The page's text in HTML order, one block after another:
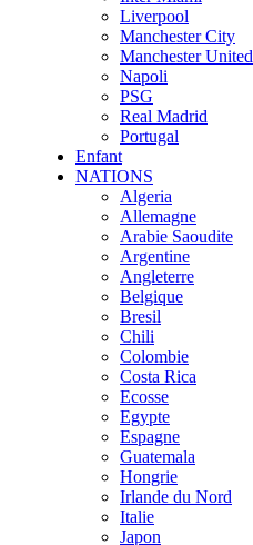
Liverpool
Manchester City
Manchester United
Napoli
PSG
Real Madrid
Portugal
Enfant
NATIONS
Algeria
Allemagne
Arabie Saoudite
Argentine
Angleterre
Belgique
Bresil
Chili
Colombie
Costa Rica
Ecosse
Egypte
Espagne
Guatemala
Hongrie
Irlande du Nord
Italie
Japon